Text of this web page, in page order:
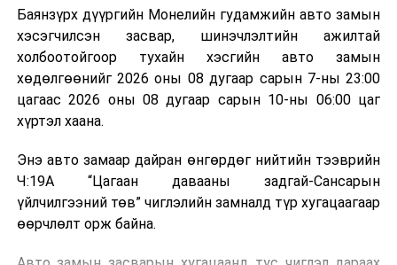
болон дулааны эрчим хүч үйлдвэрлэхэд ашиглаж
болдог. Зарим технологийн хувьд шаталтын дараа
үлдэх үнснээс фосфор зэрэг ашигт эрдсийг сэргээн
авах боломжтой аж.
Япон, Герман, Швейцар, Нидерланд, Өмнөд Солонгос
зэрэг улс лаг хатаах, шатаах технологийг ашиглаж
байна. Тухайлбал, Германд лаг шатаах үйлдвэрээс
гарсан үнснээс фосфор сэргээн авах технологи
ашигладаг бол Нидерландад төвлөрсөн лаг
боловсруулах үйлдвэрүүдээр дулаан, цахилгаан
Баянзүрх дүүргийн Монелийн гудамжийн авто замын
хэсэгчилсэн засвар, шинэчлэлтийн ажилтай
холбоотойгоор тухайн хэсгийн авто замын
хөдөлгөөнийг 2026 оны 08 дугаар сарын 7-ны 23:00
цагаас 2026 оны 08 дугаар сарын 10-ны 06:00 цаг
хүртэл хаана.
Энэ авто замаар дайран өнгөрдөг нийтийн тээврийн
Ч:19А “Цагаан давааны задгай-Сансарын
үйлчилгээний төв” чиглэлийн замналд түр хугацаагаар
өөрчлөлт орж байна.